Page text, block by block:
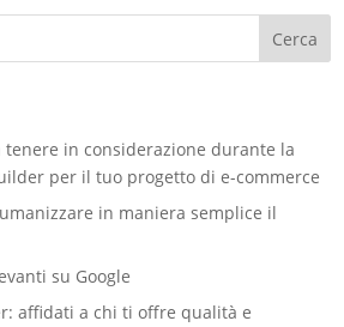
tenere in considerazione durante la
per il tuo progetto di e-commerce
in maniera semplice il
su Google
affidati a chi ti offre qualità e